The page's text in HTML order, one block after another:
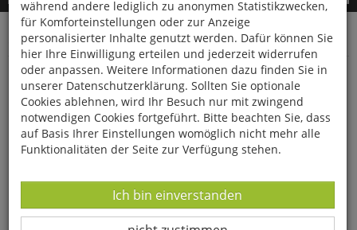
Startseite Bücher Literatur Diverses
Thomas Mann macht Ferien
während andere lediglich zu anonymen Statistikzwecken,
für Komforteinstellungen oder zur Anzeige
personalisierter Inhalte genutzt werden. Dafür können Sie
hier Ihre Einwilligung erteilen und jederzeit widerrufen
oder anpassen. Weitere Informationen dazu finden Sie in
unserer Datenschutzerklärung. Sollten Sie optionale
Cookies ablehnen, wird Ihr Besuch nur mit zwingend
notwendigen Cookies fortgeführt. Bitte beachten Sie, dass
auf Basis Ihrer Einstellungen womöglich nicht mehr alle
Funktionalitäten der Seite zur Verfügung stehen.
Datenverarbeitung -
Ich bin einverstanden